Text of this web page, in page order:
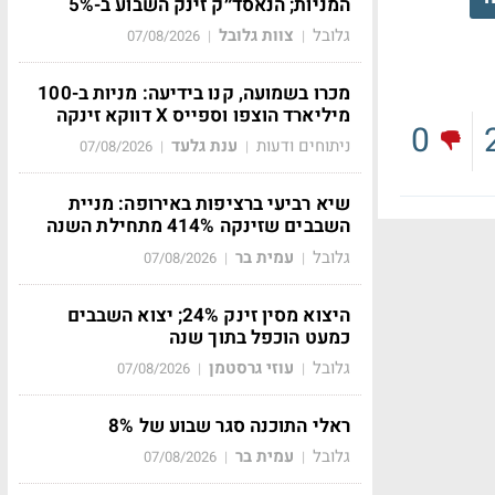
0
גלובל | צוות גלובל |
07/08/2026
מכרו בשמועה, קנו בידיעה: מניות ב-100
מיליארד הוצפו וספייס X דווקא זינקה
ניתוחים ודעות | ענת גלעד |
07/08/2026
שיא רביעי ברציפות באירופה: מניית
השבבים שזינקה 414% מתחילת השנה
גלובל | עמית בר |
07/08/2026
היצוא מסין זינק 24%; יצוא השבבים
כמעט הוכפל בתוך שנה
גלובל | עוזי גרסטמן |
07/08/2026
ראלי התוכנה סגר שבוע של 8%
גלובל | עמית בר |
07/08/2026